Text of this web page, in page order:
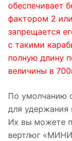
обеспечивает
фактором 2
запрещается
с такими
полную длину
величины в
По умолчанию
для удержания
Их вы можете
вертлюг